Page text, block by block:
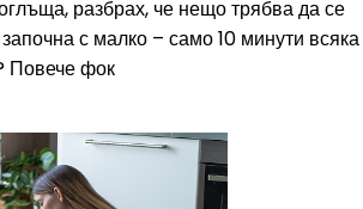
разбрах, че нещо трябва да се
с малко – само 10 минути всяка
Повече фок